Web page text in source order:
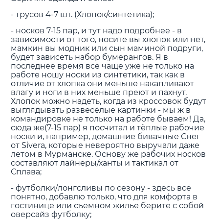
- трусов 4-7 шт. (Хлопок/синтетика);
- носков 7-15 пар, и тут надо подробнее - в
зависимости от того, носите вы хлопок или нет,
мамкин вы модник или сын маминой подруги,
будет зависеть набор бумерангов. Я в
последнее время всё чаще уже не только на
работе ношу носки из синтетики, так как в
отличие от хлопка они меньше накапливают
влагу и ноги в них меньше преют и пахнут.
Хлопок можно надеть, когда из кроссовок будут
выглядывать развесёлые картинки - мы ж в
командировке не только на работе бываем! Да,
сюда же(7-15 пар) я посчитал и тёплые рабочие
носки и, например, домашние бивачные Снег
от Sivera, которые невероятно выручали даже
летом в Мурманске. Основу же рабочих носков
составляют лайнеры/ханты и тактикал от
Сплава;
- футболки/лонгсливы по сезону - здесь всё
понятно, добавлю только, что для комфорта в
гостинице или съемном жилье берите с собой
оверсайз футболку;